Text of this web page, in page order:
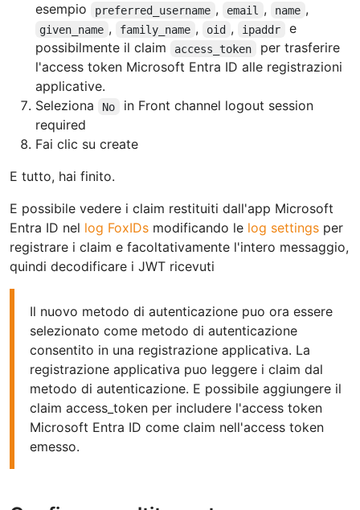
esempio
preferred_username , email , name ,
given_name , family_name , oid , ipaddr
e
possibilmente il claim
access_token
per trasferire
l'access token Microsoft Entra ID alle registrazioni
applicative.
Seleziona
No
in Front channel logout session
required
Fai clic su create
E tutto, hai finito.
E possibile vedere i claim restituiti dall'app Microsoft
Entra ID nel log FoxIDs modificando le log settings per
registrare i claim e facoltativamente l'intero messaggio,
quindi decodificare i JWT ricevuti
Il nuovo metodo di autenticazione puo ora essere
selezionato come metodo di autenticazione
consentito in una registrazione applicativa. La
registrazione applicativa puo leggere i claim dal
metodo di autenticazione. E possibile aggiungere il
claim access_token per includere l'access token
Microsoft Entra ID come claim nell'access token
emesso.